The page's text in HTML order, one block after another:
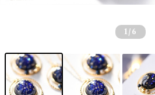
1 /6